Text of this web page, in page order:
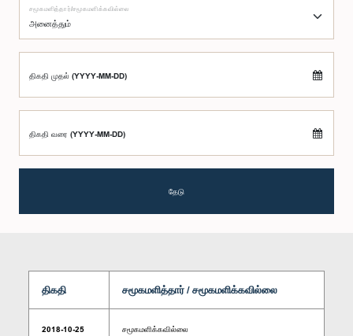
சமூகமளித்தார்/சமூகமளிக்கவில்லை
திகதி முதல் (YYYY-MM-DD)
திகதி வரை (YYYY-MM-DD)
தேடு
திகதி சமூகமளித்தார் / சமூகமளிக்கவில்லை
2018-10-25 சமூகமளிக்கவில்லை